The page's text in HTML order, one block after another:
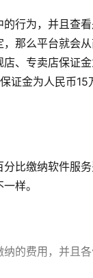
为，并且查看
那么平台就会
、专卖店保证
证金为人民币
缴纳软件服务
样。
费用，并且各